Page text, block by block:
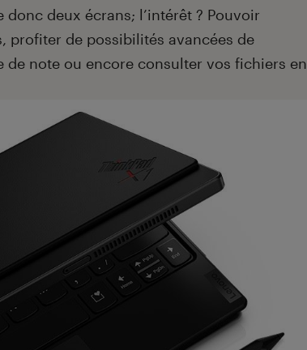
deux écrans; l’intérêt ? Pouvoir
profiter de possibilités avancées de
note ou encore consulter vos fichiers en